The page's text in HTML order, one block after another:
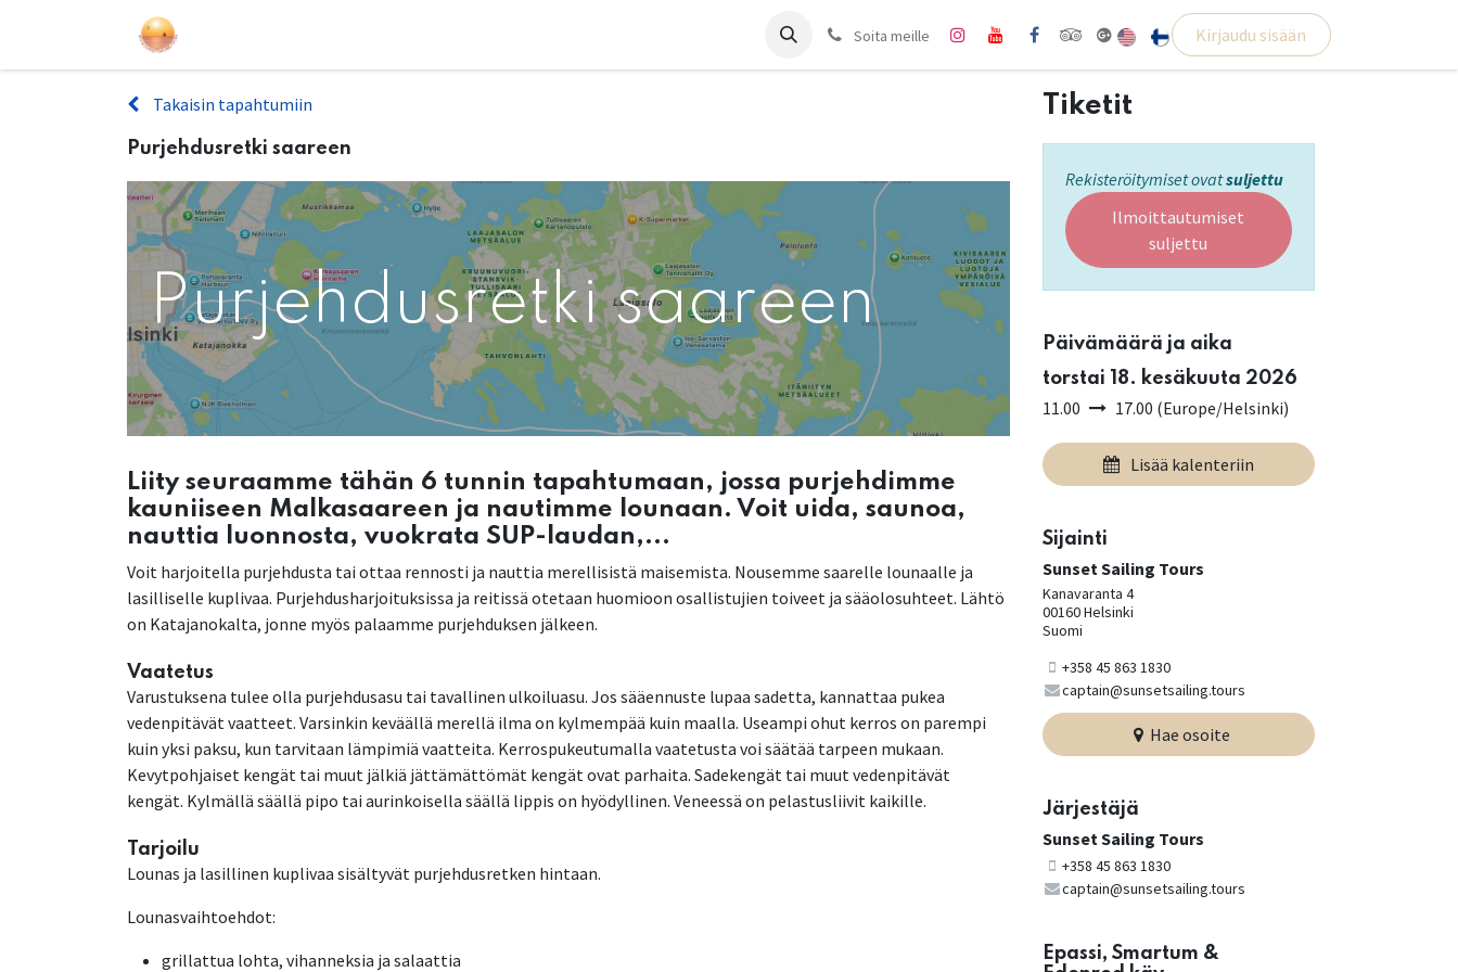
Ota yhteyttäSoita meille Kirjaudu sisään
Takaisin tapahtumiin
Purjehdusretki saareen
Purjehdusretki saareen
Liity seuraamme tähän 6 tunnin tapahtumaan, jossa purjehdimme
kauniiseen Malkasaareen ja nautimme lounaan. Voit uida, saunoa,
nauttia luonnosta, vuokrata SUP-laudan,...
Voit harjoitella purjehdusta tai ottaa rennosti ja nauttia merellisistä maisemista. Nousemme saarelle lounaalle ja
lasilliselle kuplivaa. Purjehdusharjoituksissa ja reitissä otetaan huomioon osallistujien toiveet ja sääolosuhteet. Lähtö
on Katajanokalta, jonne myös palaamme purjehduksen jälkeen.
Vaatetus
Varustuksena tulee olla purjehdusasu tai tavallinen ulkoiluasu. Jos sääennuste lupaa sadetta, kannattaa pukea
vedenpitävät vaatteet. Varsinkin keväällä merellä ilma on kylmempää kuin maalla. Useampi ohut kerros on parempi
kuin yksi paksu, kun tarvitaan lämpimiä vaatteita. Kerrospukeutumalla vaatetusta voi säätää tarpeen mukaan.
Kevytpohjaiset kengät tai muut jälkiä jättämättömät kengät ovat parhaita. Sadekengät tai muut vedenpitävät
kengät. Kylmällä säällä pipo tai aurinkoisella säällä lippis on hyödyllinen. Veneessä on pelastusliivit kaikille.
Tarjoilu
Lounas ja lasillinen kuplivaa sisältyvät purjehdusretken hintaan.
Lounasvaihtoehdot:
grillattua lohta, vihanneksia ja salaattia
Tiketit
Rekisteröitymiset ovatsuljettu
Ilmoittautumiset
suljettu
Päivämäärä ja aika
torstai 18. kesäkuuta 2026
11.00 17.00 (Europe/Helsinki)
Lisää kalenteriin
Sijainti
Sunset Sailing Tours
Kanavaranta 4
00160 Helsinki
Suomi
+358 45 863 1830
captain@sunsetsailing.tours
Hae osoite
Järjestäjä
Sunset Sailing Tours
+358 45 863 1830
captain@sunsetsailing.tours
Epassi, Smartum &